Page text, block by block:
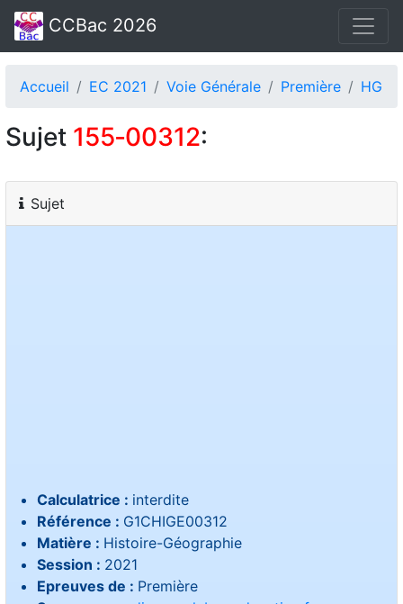
CCBac 2026
Accueil EC 2021 Voie Générale Première HG
Sujet 155‑00312:
Sujet
Calculatrice : interdite
Référence : G1CHIGE00312
Matière : Histoire-Géographie
Session : 2021
Epreuves de : Première